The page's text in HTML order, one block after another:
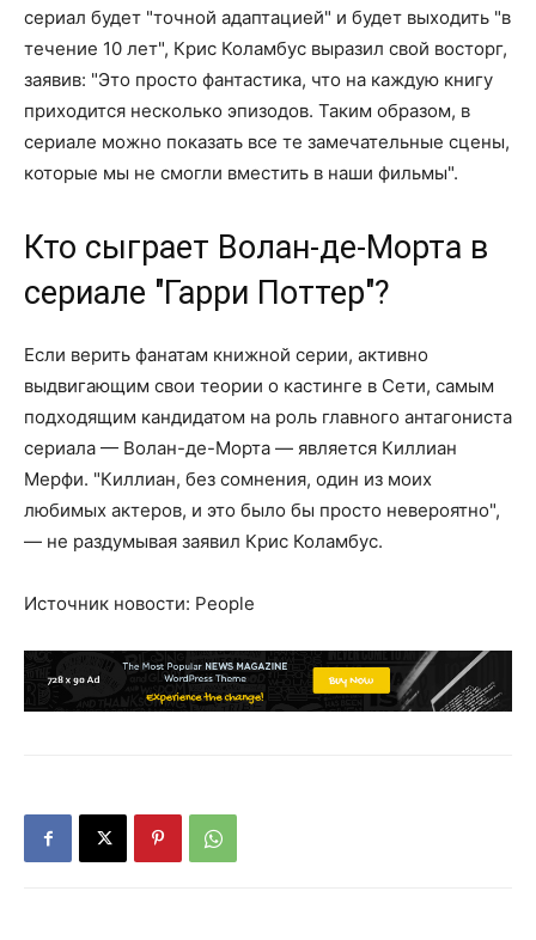
сериал будет "точной адаптацией" и будет выходить "в
течение 10 лет", Крис Коламбус выразил свой восторг,
заявив: "Это просто фантастика, что на каждую книгу
приходится несколько эпизодов. Таким образом, в
сериале можно показать все те замечательные сцены,
которые мы не смогли вместить в наши фильмы".
Кто сыграет Волан-де-Морта в
сериале "Гарри Поттер"?
Если верить фанатам книжной серии, активно
выдвигающим свои теории о кастинге в Сети, самым
подходящим кандидатом на роль главного антагониста
сериала — Волан-де-Морта — является Киллиан
Мерфи. "Киллиан, без сомнения, один из моих
любимых актеров, и это было бы просто невероятно",
— не раздумывая заявил Крис Коламбус.
Источник новости: People